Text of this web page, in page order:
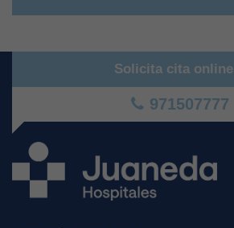
Solicita cita online
971507777